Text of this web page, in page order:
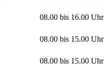
08.00 bis 16.00 Uhr
08.00 bis 15.00 Uhr
08.00 bis 15.00 Uhr